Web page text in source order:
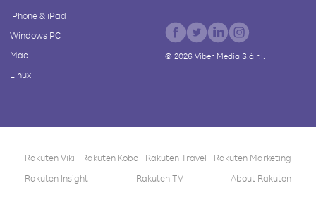
iPhone & iPad
Windows PC
Mac
Linux
© 2026Viber Media S.à r.l.
Rakuten Viki Rakuten Kobo Rakuten Travel
Rakuten Marketing
Rakuten Insight
Rakuten TV About Rakuten